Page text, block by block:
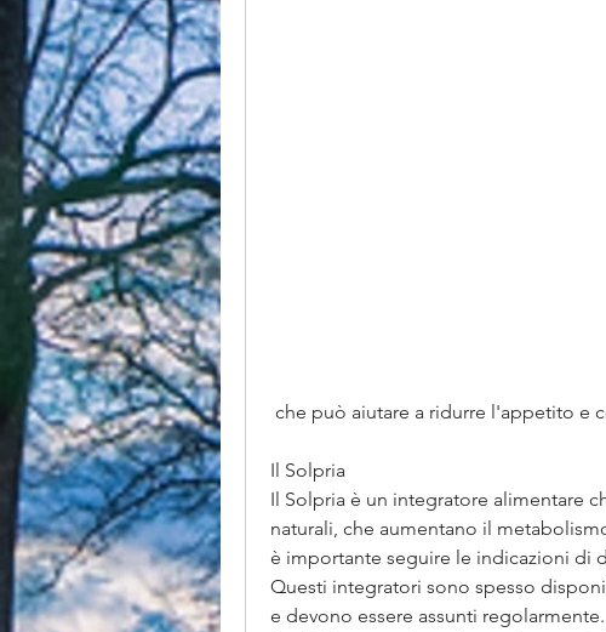
che può aiutare a ridurre l'appetito e
Il Solpria
Il Solpria è un integratore alimentare
naturali, che aumentano il
è importante seguire le indicazioni di
Questi integratori sono spesso
e devono essere assunti